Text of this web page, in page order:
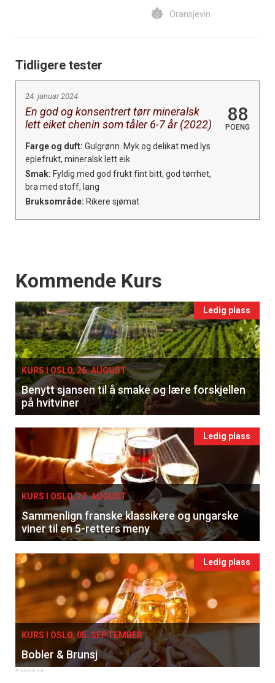
Oransjevin
Tidligere tester
24. januar 2024
En god og konsentrert tørr mineralsk
lett eiket chenin som tåler 6-7 år (2022)
88
POENG
Farge og duft: Gulgrønn. Myk og delikat med lys
eplefrukt, mineralsk lett eik
Smak: Fyldig med god frukt fint bitt, god tørrhet,
bra med stoff, lang
Bruksområde: Rikere sjømat
Events
Kommende Kurs
Ledig plass
KURS I OSLO, 26. AUGUST
Benytt sjansen til å smake og lære forskjellen
på hvitviner
Ledig plass
KURS I OSLO, 27. AUGUST
Sammenlign franske klassikere og ungarske
viner til en 5-retters meny
Ledig plass
KURS I OSLO, 05. SEPTEMBER
Bobler & Brunsj